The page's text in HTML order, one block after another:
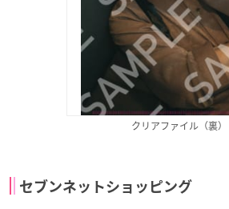
クリアファイル（裏）
セブンネットショッピング